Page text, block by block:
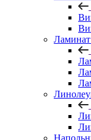
Ламинат